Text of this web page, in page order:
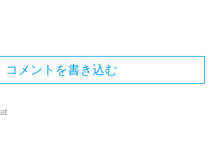
コメントを書き込む